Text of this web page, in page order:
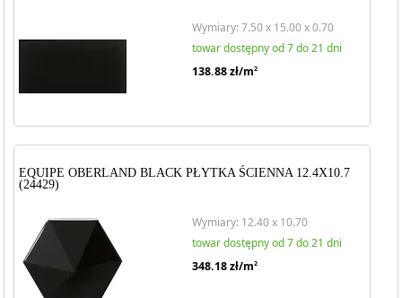
Wymiary: 7.50 x 15.00 x 0.70
towar dostępny od 7 do 21 dni
138.88zł/m2
EQUIPE OBERLAND BLACK PŁYTKA ŚCIENNA 12.4X10.7
(24429)
Wymiary: 12.40 x 10.70
towar dostępny od 7 do 21 dni
348.18zł/m2